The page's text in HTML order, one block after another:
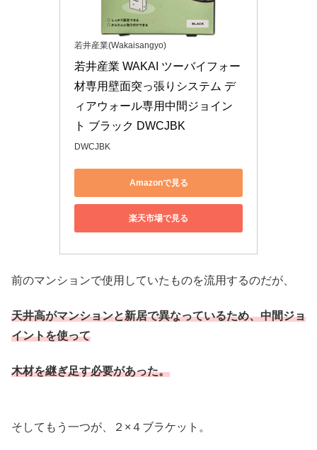
若井産業(Wakaisangyo)
若井産業 WAKAI ツーバイフォー
材専用壁面突っ張りシステム デ
ィアウォール専用中間ジョイン
ト ブラック DWCJBK
DWCJBK
Amazonで見る
楽天市場で見る
前のマンションで使用していたものを流用するのだが、
天井高がマンションと新居で異なっているため、中間ジョ
イントを使って
木材を継ぎ足す必要があった。
そしてもう一つが、２×４ブラケット。